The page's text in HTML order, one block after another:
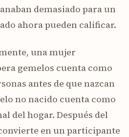
demasiado para un
ahora pueden calificar.
una mujer
gemelos cuenta como
antes de que nazcan
no nacido cuenta como
del hogar. Después del
en un participante